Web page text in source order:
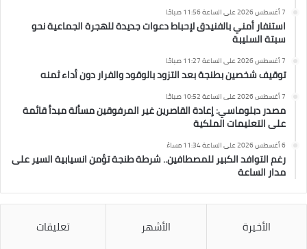
7 أغسطس 2026 على الساعة 11:56 صباحًا
استنفار أمني بالفنيدق لإحباط دعوات جديدة للهجرة الجماعية نحو
سبتة السليبة
7 أغسطس 2026 على الساعة 11:27 صباحًا
توقيف شخصين بطنجة بعد التزود بالوقود والفرار دون أداء ثمنه
7 أغسطس 2026 على الساعة 10:52 صباحًا
مصدر دبلوماسي: إعادة القاصرين غير المرفوقين مسألة مبدأ قائمة
على التعليمات الملكية
6 أغسطس 2026 على الساعة 11:34 مساءً
رغم التوافد الكبير للمصطافين.. شرطة طنجة تؤمن انسيابية السير على
مدار الساعة
الأخيرة الأشهر تعليقات